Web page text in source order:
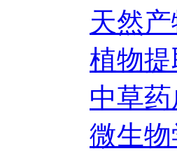
天然产
植物提
中草
微生物